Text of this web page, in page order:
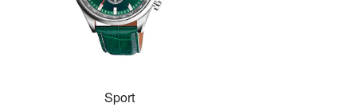
Sport